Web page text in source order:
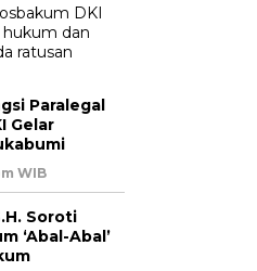
Paralegal
Gelar
WIB
Soroti
‘Abal-Abal’